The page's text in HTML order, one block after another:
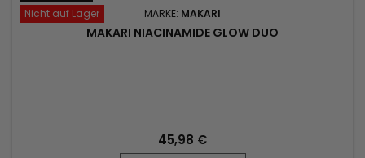
Nicht auf Lager
MARKE: MAKARI
MAKARI NIACINAMIDE GLOW DUO
45,98 €